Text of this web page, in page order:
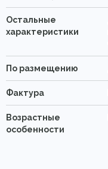
Остальные
характеристики
По размещению
Фактура
Возрастные
особенности